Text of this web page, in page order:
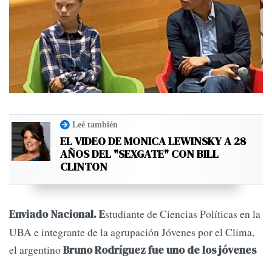
Leé también
EL VIDEO DE MONICA LEWINSKY A 28
AÑOS DEL "SEXGATE" CON BILL
CLINTON
Enviado Nacional. Estudiante de Ciencias Políticas en la
UBA e integrante de la agrupación Jóvenes por el Clima,
el argentinoBruno Rodríguez fue uno de los jóvenes